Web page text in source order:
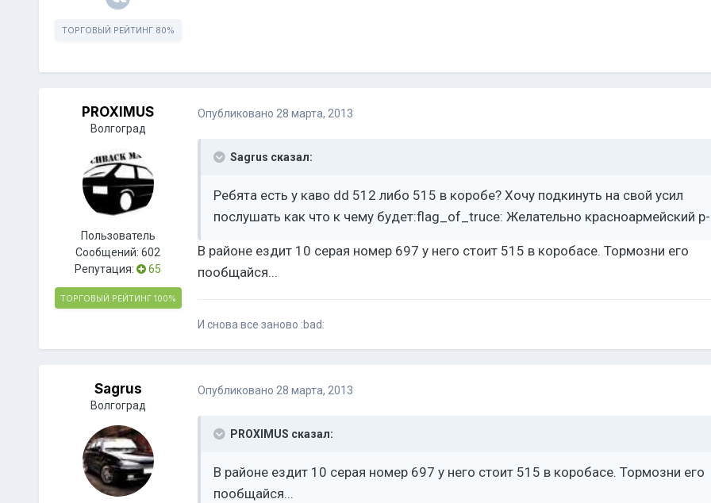
ТОРГОВЫЙ РЕЙТИНГ 80%
PROXIMUS
Волгоград
Пользователь
Сообщений:602
Репутация:
65
ТОРГОВЫЙ РЕЙТИНГ 100%
Опубликовано 28 марта, 2013
Sagrus сказал:
Ребята есть у каво dd 512 либо 515 в коробе? Хочу подкинуть на свой усил
послушать как что к чему будет:flag_of_truce: Желательно красноармейский
В районе ездит 10 серая номер 697 у него стоит 515 в коробасе. Тормозни его
пообщайся...
И снова все заново :bad:
Sagrus
Волгоград
Опубликовано 28 марта, 2013
PROXIMUS сказал:
В районе ездит 10 серая номер 697 у него стоит 515 в коробасе. Тормозни его
пообщайся...